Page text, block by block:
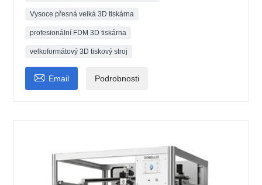
Vysoce přesná velká 3D tiskárna
profesionální FDM 3D tiskárna
velkoformátový 3D tiskový stroj
 Email Podrobnosti